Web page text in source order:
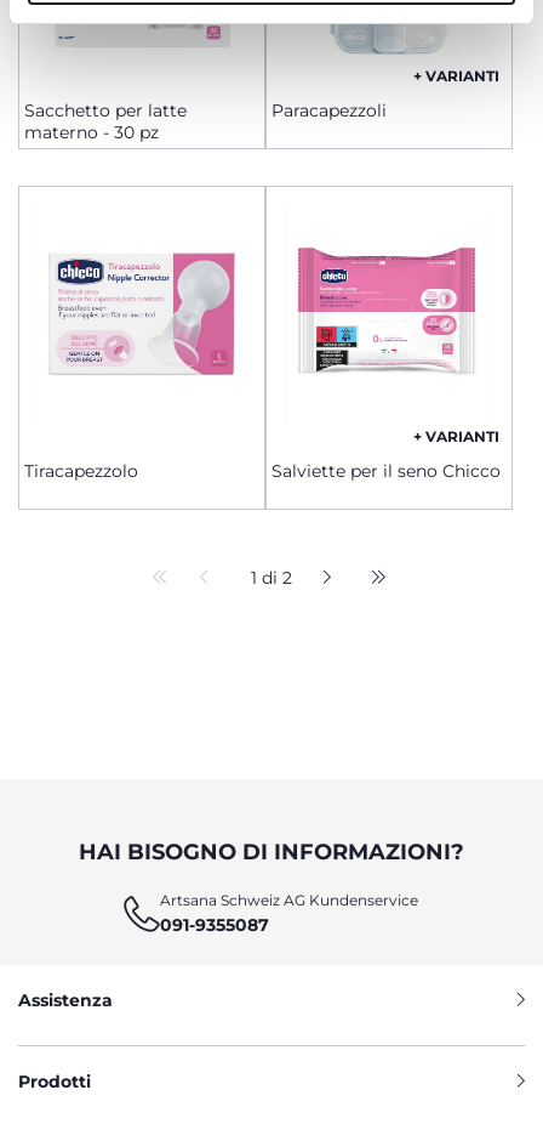
Sacchetto per latte
materno - 30 pz
+ VARIANTI
Paracapezzoli
Tiracapezzolo
+ VARIANTI
Salviette per il seno Chicco
1 di 2
HAI BISOGNO DI INFORMAZIONI?
Artsana Schweiz AG Kundenservice
091-9355087
Assistenza
Prodotti